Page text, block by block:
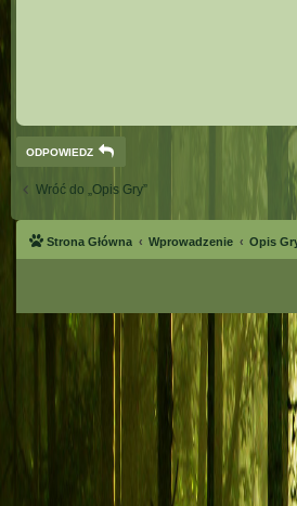
ODPOWIEDZ
Wróć do „Opis Gry”
Strona Główna Wprowadzenie Opis